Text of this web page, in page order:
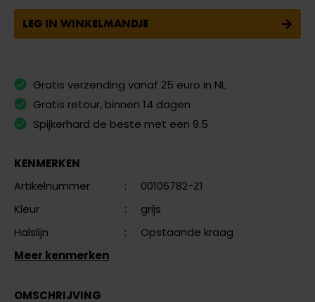
LEG IN WINKELMANDJE
Gratis verzending vanaf 25 euro in NL
Gratis retour, binnen 14 dagen
Spijkerhard de beste met een 9.5
KENMERKEN
Artikelnummer
:
00106782-Z1
Kleur
:
grijs
Halslijn
:
Opstaande kraag
Meer kenmerken
OMSCHRIJVING